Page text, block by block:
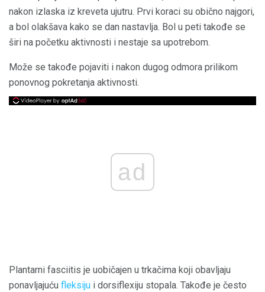
nakon izlaska iz kreveta ujutru. Prvi koraci su obično najgori,
a bol olakšava kako se dan nastavlja. Bol u peti takođe se
širi na početku aktivnosti i nestaje sa upotrebom.
Može se takođe pojaviti i nakon dugog odmora prilikom
ponovnog pokretanja aktivnosti.
ad
Plantarni fasciitis je uobičajen u trkačima koji obavljaju
ponavljajuću fleksiju i dorsiflexiju stopala. Takođe je često